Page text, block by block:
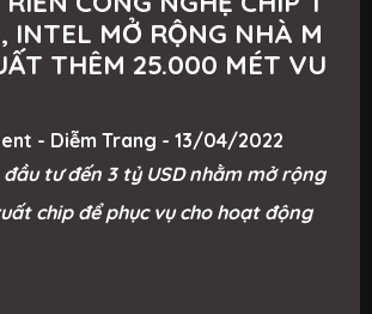
INTEL MỞ RỘNG NHÀ M
THÊM 25.000 MÉT VU
- Diễm Trang - 13/04/2022
tư đến 3 tỷ USD nhằm mở rộng
chip để phục vụ cho hoạt động